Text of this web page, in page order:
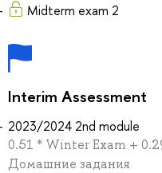
Midterm exam 2
Interim Assessment
2023/2024 2nd module
0.51 * Winter Exam +
Домашние задания